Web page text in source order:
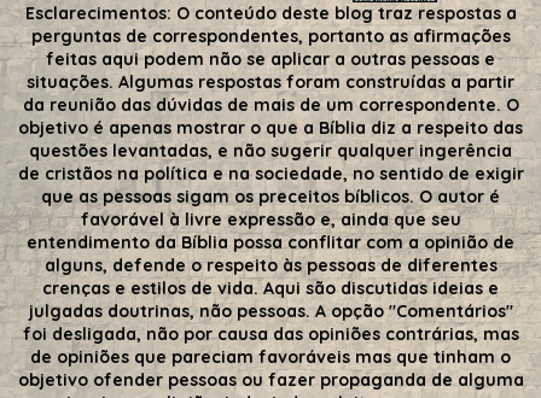
Esclarecimentos: O conteúdo deste blog traz respostas a
perguntas de correspondentes, portanto as afirmações
feitas aqui podem não se aplicar a outras pessoas e
situações. Algumas respostas foram construídas a partir
da reunião das dúvidas de mais de um correspondente. O
objetivo é apenas mostrar o que a Bíblia diz a respeito das
questões levantadas, e não sugerir qualquer ingerência
de cristãos na política e na sociedade, no sentido de exigir
que as pessoas sigam os preceitos bíblicos. O autor é
favorável à livre expressão e, ainda que seu
entendimento da Bíblia possa conflitar com a opinião de
alguns, defende o respeito às pessoas de diferentes
crenças e estilos de vida. Aqui são discutidas ideias e
julgadas doutrinas, não pessoas. A opção "Comentários"
foi desligada, não por causa das opiniões contrárias, mas
de opiniões que pareciam favoráveis mas que tinham o
objetivo ofender pessoas ou fazer propaganda de alguma